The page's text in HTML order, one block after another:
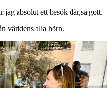
absolut ett besök där,så gott.
världens alla hörn.